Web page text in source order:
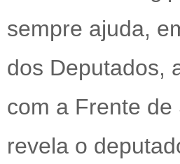
sempre ajuda,
dos Deputados,
com a Frente
revela o